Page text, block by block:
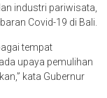
industri pariwisata,
Covid-19 di Bali.
tempat
upaya pemulihan
kata Gubernur